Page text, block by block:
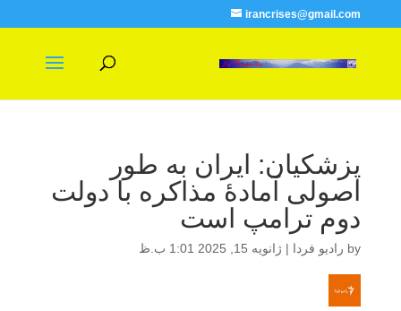
irancrises@gmail.com
پزشکیان: ایران به طور
اصولی آمادهٔ مذاکره با دولت
دوم ترامپ است
by رادیو فردا | ژانویه 15, 2025 1:01 ب.ظ